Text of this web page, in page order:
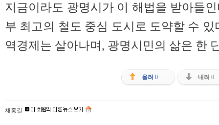
지금이라도 광명시가 이 해법을 받아들
부 최고의 철도 중심 도시로 도약할 수
역경제는 살아나며, 광명시민의 삶은 한
올려 0 내려 0
채홍길